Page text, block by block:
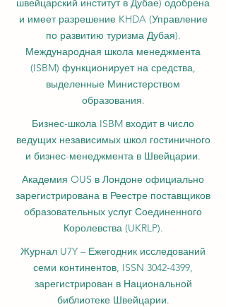
швейцарский институт в Дубае) одобрена
и имеет разрешение KHDA (Управление
по развитию туризма Дубая).
Международная школа менеджмента
(ISBM) функционирует на средства,
выделенные Министерством
образования.
Бизнес-школа ISBM входит в число
ведущих независимых школ гостиничного
и бизнес-менеджмента в Швейцарии.
Академия OUS в Лондоне официально
зарегистрирована в Реестре поставщиков
образовательных услуг Соединенного
Королевства (UKRLP).
Журнал U7Y – Ежегодник исследований
семи континентов, ISSN 3042-4399,
зарегистрирован в Национальной
библиотеке Швейцарии.